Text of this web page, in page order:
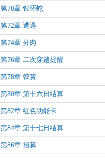
第70章 银环蛇
第72章 遭遇
第74章 分肉
第76章 二次穿越提醒
第78章 弹簧
第80章 第十六日结算
第82章 红色功能卡
第84章 第十七日结算
第86章 招募